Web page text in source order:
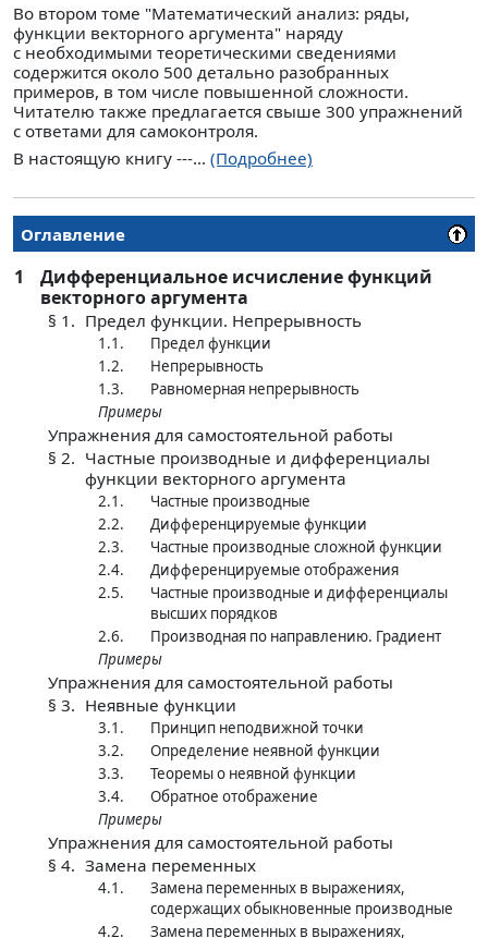
Во втором томе "Математический анализ: ряды,
функции векторного аргумента" наряду
с необходимыми теоретическими сведениями
содержится около 500 детально разобранных
примеров, в том числе повышенной сложности.
Читателю также предлагается свыше 300 упражнений
с ответами для самоконтроля.
В настоящую книгу ---... (Подробнее)
Оглавление
1
Дифференциальное исчисление функций
векторного аргумента
§ 1. Предел функции. Непрерывность
1.1.
Предел функции
1.2.
Непрерывность
1.3.
Равномерная непрерывность
Примеры
Упражнения для самостоятельной работы
§ 2. Частные производные и дифференциалы
функции векторного аргумента
2.1.
Частные производные
2.2.
Дифференцируемые функции
2.3.
Частные производные сложной функции
2.4.
Дифференцируемые отображения
2.5.
Частные производные и дифференциалы
высших порядков
2.6.
Производная по направлению. Градиент
Примеры
Упражнения для самостоятельной работы
§ 3. Неявные функции
3.1.
Принцип неподвижной точки
3.2.
Определение неявной функции
3.3.
Теоремы о неявной функции
3.4.
Обратное отображение
Примеры
Упражнения для самостоятельной работы
§ 4. Замена переменных
4.1.
Замена переменных в выражениях,
содержащих обыкновенные производные
4.2.
Замена переменных в выражениях,